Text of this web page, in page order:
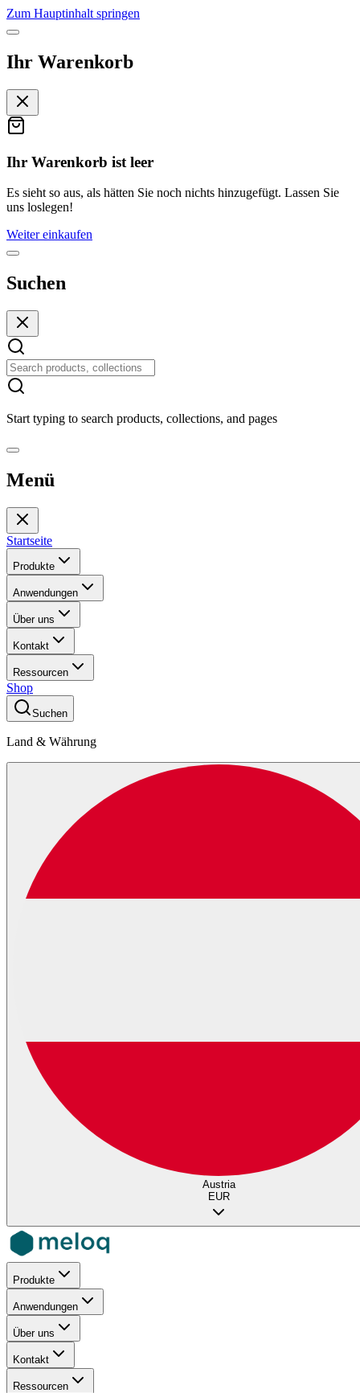
Zum Hauptinhalt springen
Ihr Warenkorb
Ihr Warenkorb ist leer
Es sieht so aus, als hätten Sie noch nichts hinzugefügt. Lassen Sie
uns loslegen!
Weiter einkaufen
Suchen
Start typing to search products, collections, and pages
Menü
Startseite
Produkte
Anwendungen
Über uns
Kontakt
Ressourcen
Shop
Suchen
Land & Währung
Austria
EUR
Produkte
Anwendungen
Über uns
Kontakt
Ressourcen